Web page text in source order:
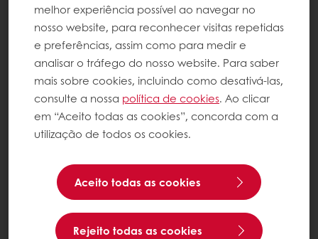
melhor experiência possível ao navegar no
nosso website, para reconhecer visitas repetidas
e preferências, assim como para medir e
analisar o tráfego do nosso website. Para saber
mais sobre cookies, incluindo como desativá-las,
consulte a nossa política de cookies. Ao clicar
em “Aceito todas as cookies”, concorda com a
utilização de todos os cookies.
Aceito todas as cookies
Rejeito todas as cookies